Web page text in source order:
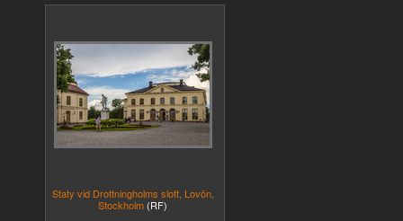
Staty vid Drottningholms slott, Lovön,
Stockholm (RF)